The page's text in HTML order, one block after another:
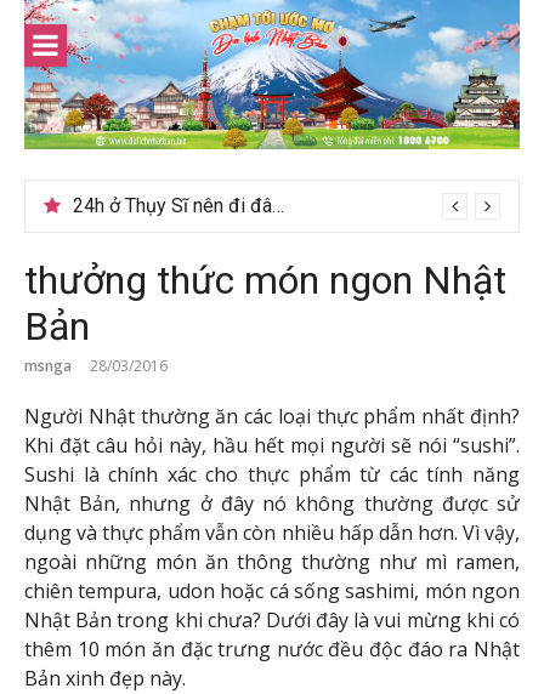
Skip
content
24h ở Thụy Sĩ nên đi đâu, chơi gì?
Du lịch Sri Lanka – Bật mí nên đi mùa nào đẹp
thưởng thức món ngon Nhật
Bản
msnga 28/03/2016
Người Nhật thường ăn các loại thực phẩm nhất định?
Khi đặt câu hỏi này, hầu hết mọi người sẽ nói “sushi”.
Sushi là chính xác cho thực phẩm từ các tính năng
Nhật Bản, nhưng ở đây nó không thường được sử
dụng và thực phẩm vẫn còn nhiều hấp dẫn hơn. Vì vậy,
ngoài những món ăn thông thường như mì ramen,
chiên tempura, udon hoặc cá sống sashimi, món ngon
Nhật Bản trong khi chưa? Dưới đây là vui mừng khi có
thêm 10 món ăn đặc trưng nước đều độc đáo ra Nhật
Bản xinh đẹp này.